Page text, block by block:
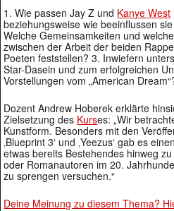
1. Wie passen Jay Z und Kanye West
beziehungsweise wie beeinflussen
Welche Gemeinsamkeiten und
zwischen der Arbeit der beiden
Poeten feststellen? 3. Inwiefern
Star-Dasein und zum erfolgreichen
Vorstellungen vom „American
Dozent Andrew Hoberek erklärte
Zielsetzung des Kurses: „Wir
Kunstform. Besonders mit den
‚Blueprint 3‘ und ‚Yeezus‘ gab es
etwas bereits Bestehendes hinweg
oder Romanautoren im 20.
zu sprengen versuchen.“
Deine Meinung zu diesem Thema?